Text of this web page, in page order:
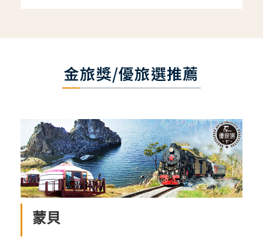
金旅獎/優旅選推薦
蒙貝